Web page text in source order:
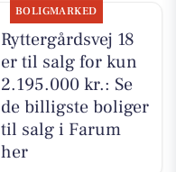
BOLIGMARKED
Ryttergårdsvej 18
er til salg for kun
2.195.000 kr.: Se
de billigste boliger
til salg i Farum
her